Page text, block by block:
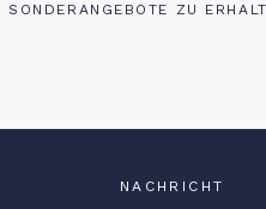
ZU
NACHRICHT